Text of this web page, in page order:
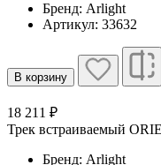
Бренд: Arlight
Артикул: 33632
В корзину
18 211 ₽
Трек встраиваемый
Бренд: Arlight